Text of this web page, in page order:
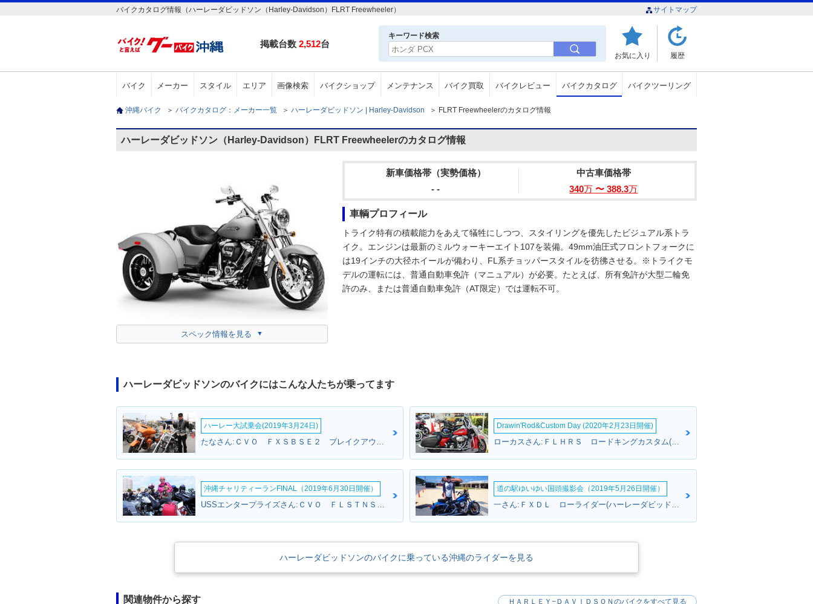
バイクカタログ情報（ハーレーダビッドソン（Harley-Davidson）FLRT Freewheeler） サイトマップ
掲載台数 2,512台
キーワード検索
お気に入り 履歴
バイク メーカー スタイル エリア 画像検索 バイクショップ メンテナンス バイク買取 バイクレビュー バイクカタログ バイクツーリング
沖縄バイク ＞ バイクカタログ：メーカー一覧 ＞ ハーレーダビッドソン | Harley-Davidson ＞ FLRT Freewheelerのカタログ情報
ハーレーダビッドソン（Harley-Davidson）FLRT Freewheelerのカタログ情報
スペック情報を見る
新車価格帯（実勢価格）
- -
中古車価格帯
340万 〜 388.3万
車輌プロフィール
トライク特有の積載能力をあえて犠牲にしつつ、スタイリングを優先したビジュアル系トラ
イク。エンジンは最新のミルウォーキーエイト107を装備。49mm油圧式フロントフォークに
は19インチの大径ホイールが備わり、FL系チョッパースタイルを彷彿させる。※トライクモ
デルの運転には、普通自動車免許（マニュアル）が必要。たとえば、所有免許が大型二輪免
許のみ、または普通自動車免許（AT限定）では運転不可。
ハーレーダビッドソンのバイクにはこんな人たちが乗ってます
ハーレー大試乗会(2019年3月24日)
たなさん:ＣＶＯ ＦＸＳＢＳＥ２ ブレイクアウト(ハーレーダビッドソン)
Drawin'Rod&Custom Day (2020年2月23日開催)
ローカスさん:ＦＬＨＲＳ ロードキングカスタム(ハーレーダビッドソン)
沖縄チャリティーランFINAL（2019年6月30日開催）
USSエンタープライズさん:ＣＶＯ ＦＬＳＴＮＳＥ ソフテイルデラックス(ハーレーダビッドソン)
道の駅ゆいゆい国頭撮影会（2019年5月26日開催）
一さん:ＦＸＤＬ ローライダー(ハーレーダビッドソン)
ハーレーダビッドソンのバイクに乗っている沖縄のライダーを見る
関連物件から探す ＨＡＲＬＥＹ−ＤＡＶＩＤＳＯＮのバイクをすべて見る